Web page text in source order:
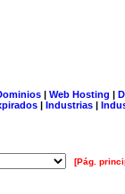
| Web Hosting |
| Industrias |
[Pág.